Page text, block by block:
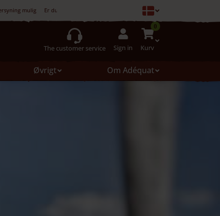
mulig Er du ikke tilfreds, er køb ikke forpligtet
The customer service Sign in
0
Kurv
Øvrigt Om Adéquat